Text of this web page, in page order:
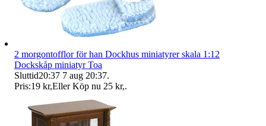
2 morgontofflor för han Dockhus miniatyrer skala 1:12
Dockskåp miniatyr Toa
Sluttid20:37 7 aug 20:37.
Pris:19 kr,Eller Köp nu 25 kr,.